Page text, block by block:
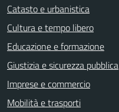
Catasto e urbanistica
Cultura e tempo libero
Educazione e formazione
Giustizia e sicurezza pubblica
Imprese e commercio
Mobilità e trasporti